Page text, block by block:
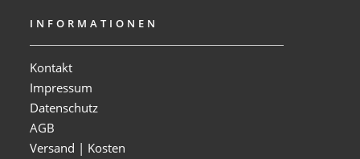
INFORMATIONEN
Kontakt
Impressum
Datenschutz
AGB
Versand | Kosten